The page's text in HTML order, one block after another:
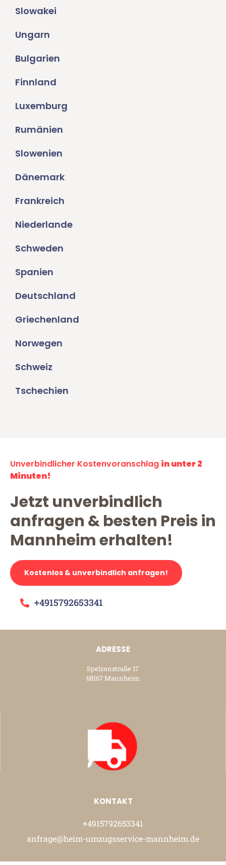
Slowakei
Ungarn
Bulgarien
Finnland
Luxemburg
Rumänien
Slowenien
Dänemark
Frankreich
Niederlande
Schweden
Spanien
Deutschland
Griechenland
Norwegen
Schweiz
Tschechien
Unverbindlicher Kostenvoranschlag in unter 2
Minuten!
Jetzt unverbindlich
anfragen & besten Preis in
Mannheim erhalten!
Kostenlos & unverbindlich anfragen!
+4915792653341
ADRESSE
Spelzenstraße 17
68167 Mannheim
KONTAKT
+4915792653341
anfrage@heim-umzugsservice-mannheim.de